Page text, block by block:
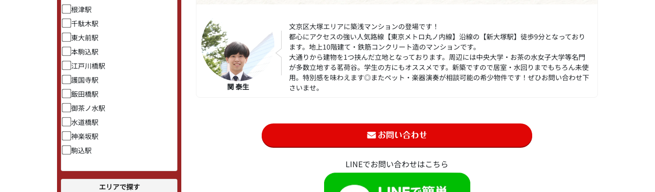
根津駅
千駄木駅
東大前駅
本駒込駅
江戸川橋駅
護国寺駅
飯田橋駅
御茶ノ水駅
水道橋駅
神楽坂駅
駒込駅
エリアで探す
関 泰生
文京区大塚エリアに築浅マンションの登場です！
都心にアクセスの強い人気路線【東京メトロ丸ノ内線】沿線の【新大塚駅】徒歩9分となっており
ます。地上10階建て・鉄筋コンクリート造のマンションです。
大通りから建物を1つ挟んだ立地となっております。周辺には中央大学・お茶の水女子大学等名門
が多数立地する茗荷谷。学生の方にもオススメです。新築ですので居室・水回りまでもちろん未使
用。特別感を味わえます◎またペット・楽器演奏が相談可能の希少物件です！ぜひお問い合わせ下
さいませ。
LINEでお問い合わせはこちら